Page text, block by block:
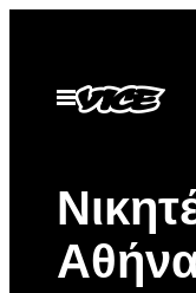
περιεχόμενο
Ανοίξτε
το